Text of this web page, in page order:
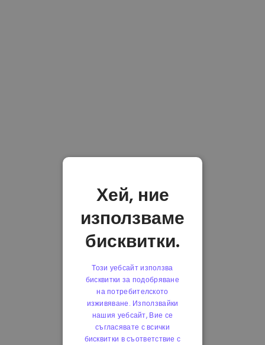
Хей, ние
използваме
бисквитки.
Този уебсайт използва
бисквитки за подобряване
на потребителското
изживяване. Използвайки
нашия уебсайт, Вие се
съгласявате с всички
бисквитки в съответствие с